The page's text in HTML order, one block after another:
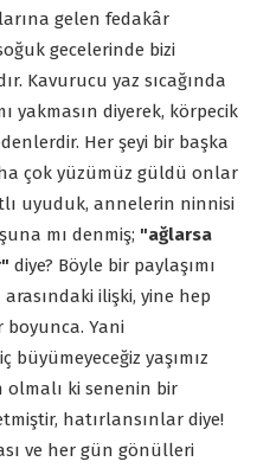
gelen fedakâr
gecelerinde bizi
Kavurucu yaz sıcağında
yakmasın diyerek, körpecik
Her şeyi bir başka
çok yüzümüz güldü onlar
uyuduk, annelerin ninnisi
mı denmiş; "ağlarsa
diye? Böyle bir paylaşımı
ilişki, yine hep
boyunca. Yani
yaşımız
olmalı ki senenin bir
hatırlansınlar diye!
ve her gün gönülleri